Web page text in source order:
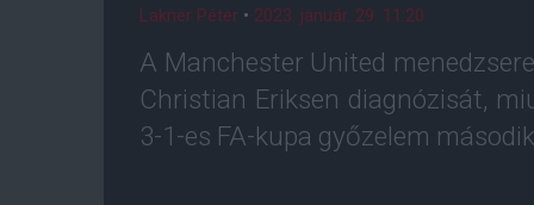
Lakner Péter • 2023. január. 29. 11:20
A Manchester United
Christian Eriksen diagnózisát,
3-1-es FA-kupa győzelem